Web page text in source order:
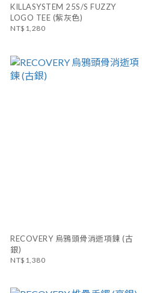
KILLASYSTEM 25S/S FUZZY
LOGO TEE (紫灰色)
NT$1,280
RECOVERY 烏鴉頭骨消逝項鍊 (古
銀)
NT$1,380